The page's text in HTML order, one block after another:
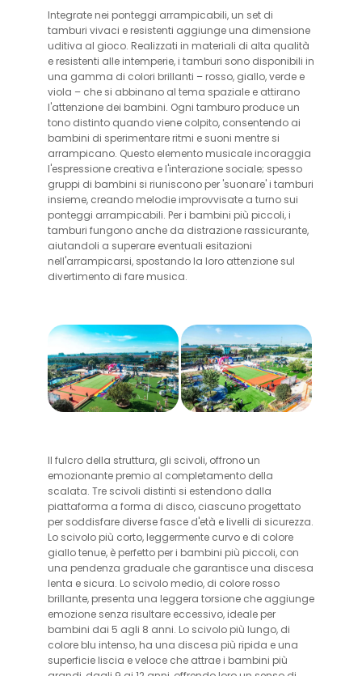
Integrate nei ponteggi arrampicabili, un set di
tamburi vivaci e resistenti aggiunge una dimensione
uditiva al gioco. Realizzati in materiali di alta qualità
e resistenti alle intemperie, i tamburi sono disponibili in
una gamma di colori brillanti – rosso, giallo, verde e
viola – che si abbinano al tema spaziale e attirano
l'attenzione dei bambini. Ogni tamburo produce un
tono distinto quando viene colpito, consentendo ai
bambini di sperimentare ritmi e suoni mentre si
arrampicano. Questo elemento musicale incoraggia
l'espressione creativa e l'interazione sociale; spesso
gruppi di bambini si riuniscono per 'suonare' i tamburi
insieme, creando melodie improvvisate a turno sui
ponteggi arrampicabili. Per i bambini più piccoli, i
tamburi fungono anche da distrazione rassicurante,
aiutandoli a superare eventuali esitazioni
nell'arrampicarsi, spostando la loro attenzione sul
divertimento di fare musica.
Il fulcro della struttura, gli scivoli, offrono un
emozionante premio al completamento della
scalata. Tre scivoli distinti si estendono dalla
piattaforma a forma di disco, ciascuno progettato
per soddisfare diverse fasce d'età e livelli di sicurezza.
Lo scivolo più corto, leggermente curvo e di colore
giallo tenue, è perfetto per i bambini più piccoli, con
una pendenza graduale che garantisce una discesa
lenta e sicura. Lo scivolo medio, di colore rosso
brillante, presenta una leggera torsione che aggiunge
emozione senza risultare eccessivo, ideale per
bambini dai 5 agli 8 anni. Lo scivolo più lungo, di
colore blu intenso, ha una discesa più ripida e una
superficie liscia e veloce che attrae i bambini più